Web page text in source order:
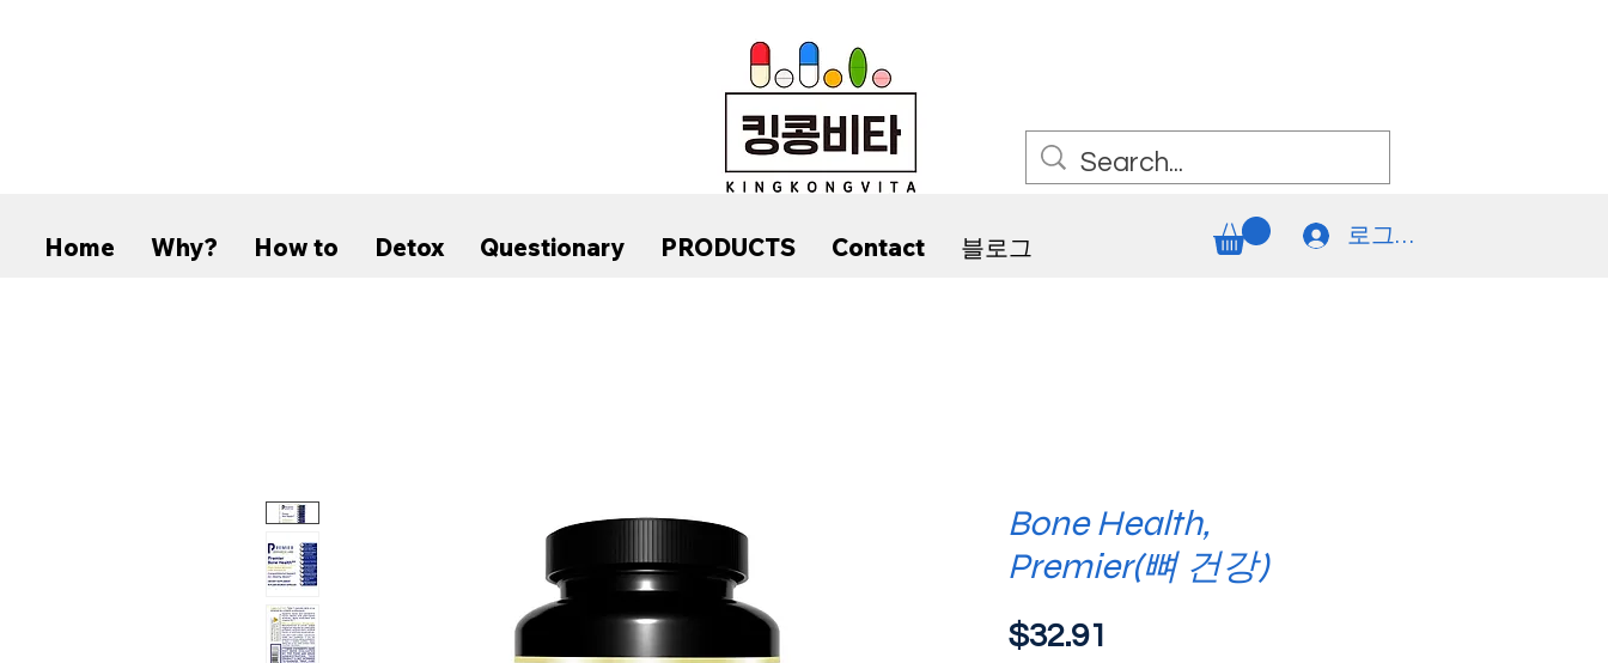
Home Why? How to Detox Questionary PRODUCTS Contact 블로그 로그인
Bone Health,
Premier(뼈 건강)
$32.91